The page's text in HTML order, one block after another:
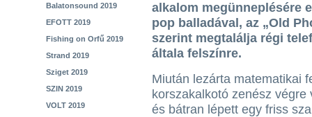
Balatonsound 2019
EFOTT 2019
Fishing on Orfű 2019
Strand 2019
Sziget 2019
SZIN 2019
VOLT 2019
alkalom megünneplésére
pop balladával, az „Old
szerint megtalálja régi
általa felszínre.
Miután lezárta matematikai
korszakalkotó zenész végre
és bátran lépett egy friss